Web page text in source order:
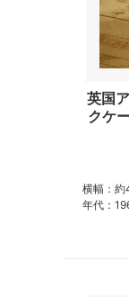
英国
クケ
横幅：
年代：